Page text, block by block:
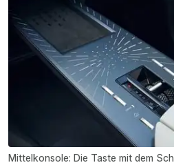
Mittelkonsole: Die Taste mit dem